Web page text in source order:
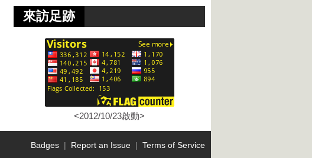
來訪足跡
<2012/10/23啟動>
Badges | Report an Issue | Terms of Service